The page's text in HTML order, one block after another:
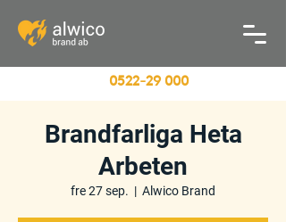
0522-29 000
Brandfarliga Heta
Arbeten
fre 27 sep.
  |
Alwico Brand